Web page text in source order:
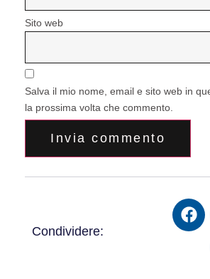
Sito web
Salva il mio nome, email e sito web in
la prossima volta che commento.
Condividere: